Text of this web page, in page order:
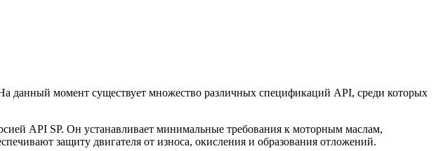
данный момент существует множество различных спецификаций API, среди которых
API SP. Он устанавливает минимальные требования к моторным маслам,
защиту двигателя от износа, окисления и образования отложений.